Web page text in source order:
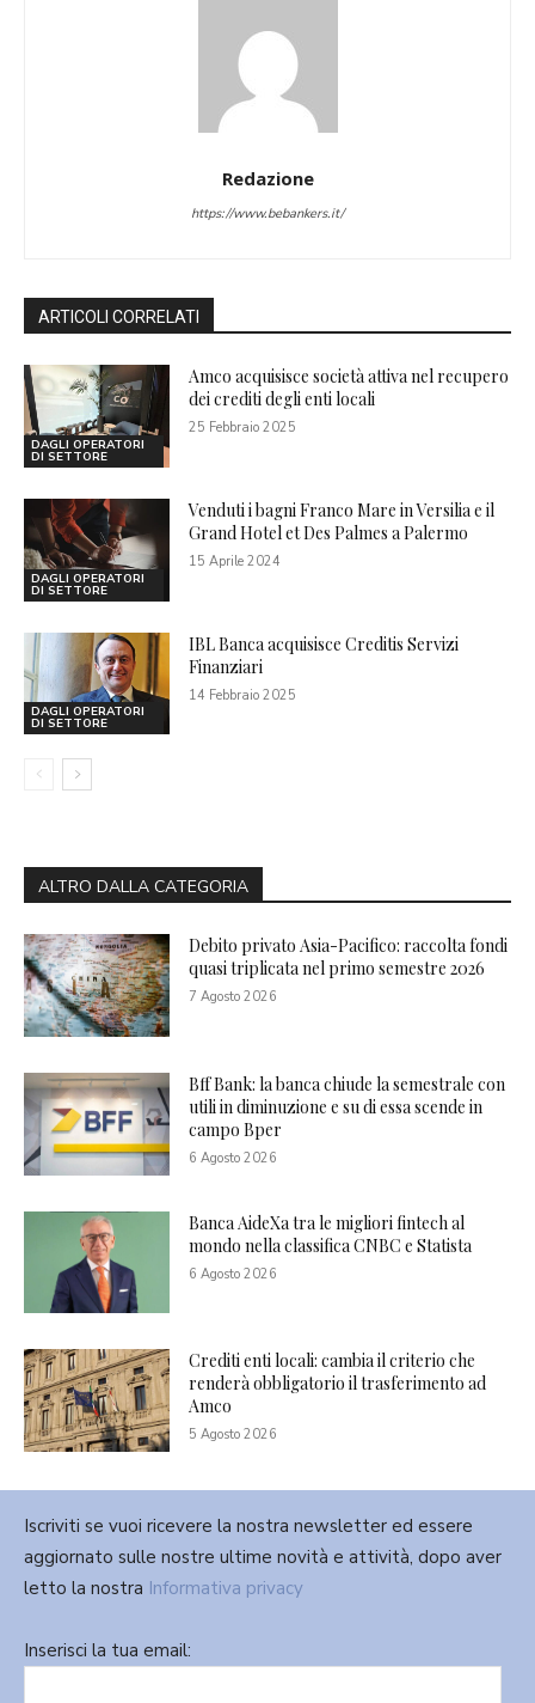
Redazione
https://www.bebankers.it/
ARTICOLI CORRELATI
DAGLI OPERATORI
DI SETTORE
Amco acquisisce società attiva nel recupero
dei crediti degli enti locali
25 Febbraio 2025
DAGLI OPERATORI
DI SETTORE
Venduti i bagni Franco Mare in Versilia e il
Grand Hotel et Des Palmes a Palermo
15 Aprile 2024
DAGLI OPERATORI
DI SETTORE
IBL Banca acquisisce Creditis Servizi
Finanziari
14 Febbraio 2025
ALTRO DALLA CATEGORIA
Debito privato Asia-Pacifico: raccolta fondi
quasi triplicata nel primo semestre 2026
7 Agosto 2026
Bff Bank: la banca chiude la semestrale con
utili in diminuzione e su di essa scende in
campo Bper
6 Agosto 2026
Banca AideXa tra le migliori fintech al
mondo nella classifica CNBC e Statista
6 Agosto 2026
Crediti enti locali: cambia il criterio che
renderà obbligatorio il trasferimento ad
Amco
5 Agosto 2026
Iscriviti se vuoi ricevere la nostra newsletter ed essere
aggiornato sulle nostre ultime novità e attività, dopo aver
letto la nostra Informativa privacy
Inserisci la tua email: